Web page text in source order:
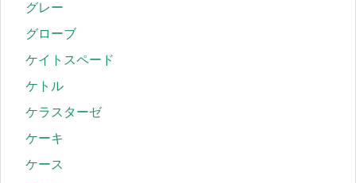
グレー
グローブ
ケイトスペード
ケトル
ケラスターゼ
ケーキ
ケース